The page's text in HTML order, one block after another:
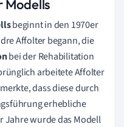
Modells
beginnt in den 1970er
Affolter begann, die
bei der Rehabilitation
arbeitete Affolter
dass diese durch
erhebliche
Jahre wurde das Modell